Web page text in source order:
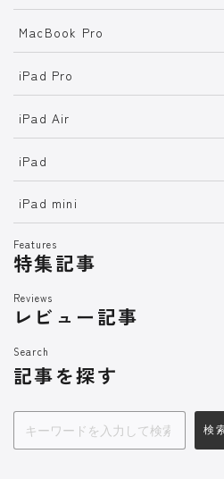
MacBook Pro
iPad Pro
iPad Air
iPad
iPad mini
Features
特集記事
Reviews
レビュー記事
Search
記事を探す
検